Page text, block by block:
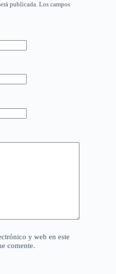
publicada. Los campos
y web en este
comente.